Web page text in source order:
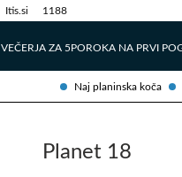
Naj planinska koča
Itis.si 1188
VEČERJA ZA 5POROKA NA PRVI
Tehnik
Planet 18